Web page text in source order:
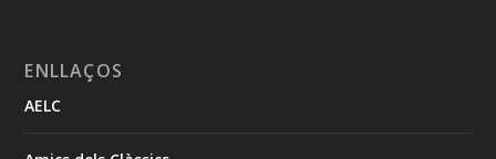
ENLLAÇOS
AELC